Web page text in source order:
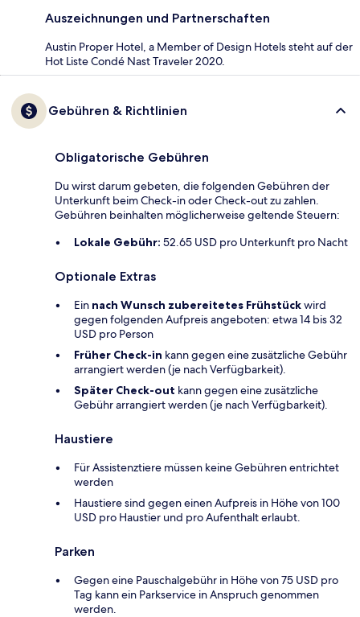
Auszeichnungen und Partnerschaften
Austin Proper Hotel, a Member of Design Hotels steht auf der
Hot Liste Condé Nast Traveler 2020.
Gebühren & Richtlinien
Obligatorische Gebühren
Du wirst darum gebeten, die folgenden Gebühren der
Unterkunft beim Check-in oder Check-out zu zahlen.
Gebühren beinhalten möglicherweise geltende Steuern:
Lokale Gebühr: 52.65 USD pro Unterkunft pro Nacht
Optionale Extras
Ein nach Wunsch zubereitetes Frühstückwird
gegen folgenden Aufpreis angeboten: etwa 14 bis 32
USD pro Person
Früher Check-in kann gegen eine zusätzliche Gebühr
arrangiert werden (je nach Verfügbarkeit).
Später Check-out kann gegen eine zusätzliche
Gebühr arrangiert werden (je nach Verfügbarkeit).
Haustiere
Für Assistenztiere müssen keine Gebühren entrichtet
werden
Haustiere sind gegen einen Aufpreis in Höhe von 100
USD pro Haustier und pro Aufenthalt erlaubt.
Parken
Gegen eine Pauschalgebühr in Höhe von 75 USD pro
Tag kann ein Parkservice in Anspruch genommen
werden.